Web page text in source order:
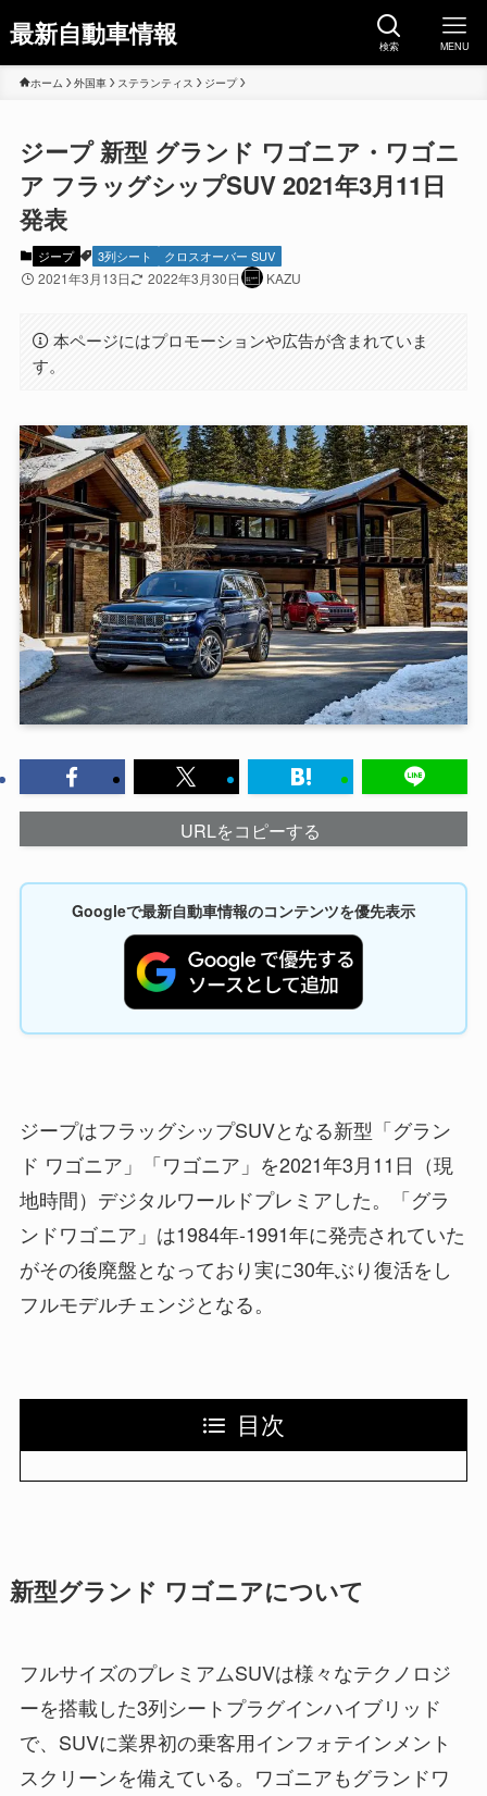
最新自動車情報 検索 MENU
ホーム 外国車 ステランティス ジープ
ジープ 新型 グランド ワゴニア・ワゴニ
ア フラッグシップSUV 2021年3月11日
発表
ジープ 3列シート クロスオーバー SUV
2021年3月13日 2022年3月30日 KAZU
本ページにはプロモーションや広告が含まれていま
す。
URLをコピーする
Googleで最新自動車情報のコンテンツを優先表示
ジープはフラッグシップSUVとなる新型「グラン
ド ワゴニア」「ワゴニア」を2021年3月11日（現
地時間）デジタルワールドプレミアした。「グラ
ンドワゴニア」は1984年-1991年に発売されていた
がその後廃盤となっており実に30年ぶり復活をし
フルモデルチェンジとなる。
目次
新型グランド ワゴニアについて
フルサイズのプレミアムSUVは様々なテクノロジ
ーを搭載した3列シートプラグインハイブリッド
で、SUVに業界初の乗客用インフォテインメント
スクリーンを備えている。ワゴニアもグランドワ